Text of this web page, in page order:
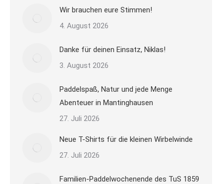
Wir brauchen eure Stimmen!
4. August 2026
Danke für deinen Einsatz, Niklas!
3. August 2026
Paddelspaß, Natur und jede Menge
Abenteuer in Mantinghausen
27. Juli 2026
Neue T-Shirts für die kleinen Wirbelwinde
27. Juli 2026
Familien-Paddelwochenende des TuS 1859